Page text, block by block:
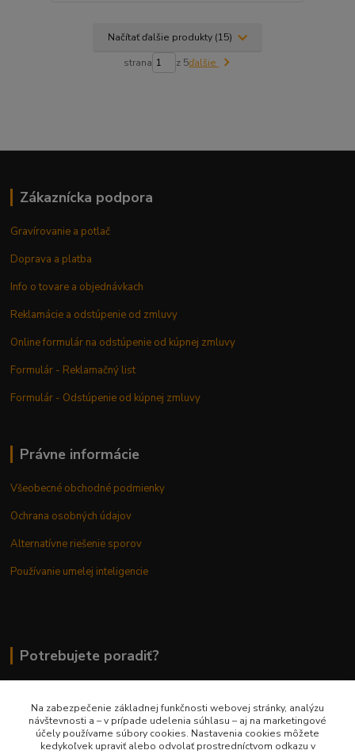
Načítať ďalšie produkty (15)
strana z 5ďalšie
Zákaznícka podpora
Gravírovanie a potlač
Doprava a platba
Info o tovare a objednávkach
Reklamácie a odstúpenie od zmluvy
Online formulár na odstúpenie od kúpnej zmluvy
Formulár - Reklamačný list
Formulár - Odstúpenie od kúpnej zmluvy
Právne informácie
Všeobecné obchodné podmienky
Ochrana osobných údajov
Alternatívne riešenie sporov
Používanie umelej inteligencie
Potrebujete poradiť?
0948 236 042
Na zabezpečenie základnej funkčnosti webovej stránky, analýzu
návštevnosti a – v prípade udelenia súhlasu – aj na marketingové
účely používame súbory cookies. Nastavenia cookies môžete
kedykoľvek upraviť alebo odvolať prostredníctvom odkazu v